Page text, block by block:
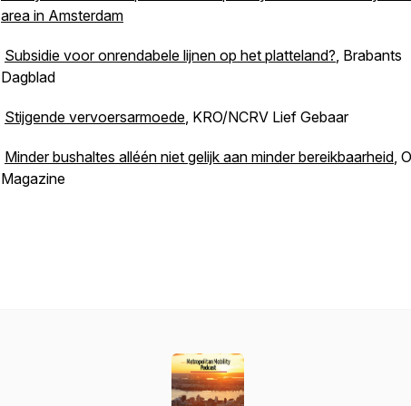
area in Amsterdam
Subsidie voor onrendabele lijnen op het platteland?, Brabants
Dagblad
Stijgende vervoersarmoede, KRO/NCRV Lief Gebaar
Minder bushaltes alléén niet gelijk aan minder bereikbaarheid,
Magazine